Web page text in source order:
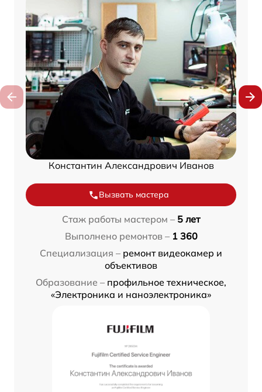
Константин Александрович Иванов
Вызвать мастера
Стаж работы мастером – 5 лет
Выполнено ремонтов – 1 360
Специализация – ремонт видеокамер и
объективов
Образование – профильное техническое,
«Электроника и наноэлектроника»